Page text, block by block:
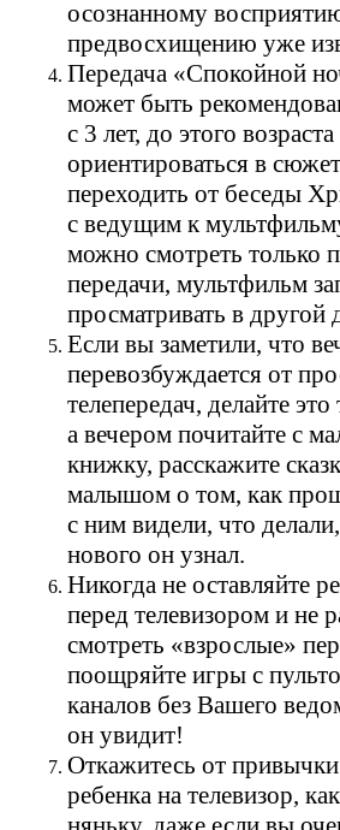
осознанному
предвосхищению уже
Передача «Спокойной
может быть
с 3 лет, до этого
ориентироваться в
переходить от беседы
с ведущим к
можно смотреть только
передачи, мультфильм
просматривать в другой
Если вы заметили, что
перевозбуждается от
телепередач, делайте
а вечером почитайте с
книжку, расскажите
малышом о том, как
с ним видели, что
нового он узнал.
Никогда не оставляйте
перед телевизором и не
смотреть «взрослые»
поощряйте игры с
каналов без Вашего
он увидит!
Откажитесь от привычки
ребенка на телевизор,